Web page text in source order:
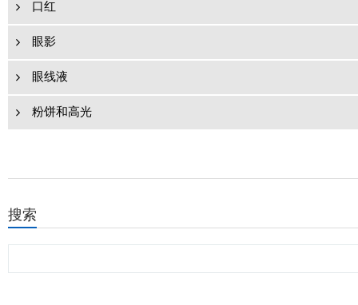
口红
眼影
眼线液
粉饼和高光
搜索